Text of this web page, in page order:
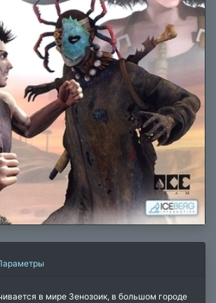
в мире Зенозоик, в большом городе